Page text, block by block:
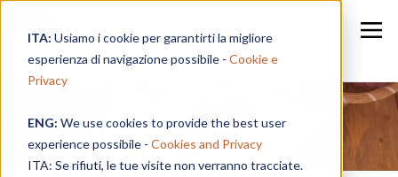
ITA: Usiamo i cookie per garantirti la migliore
esperienza di navigazione possibile - Cookie e
Privacy
ENG: We use cookies to provide the best user
experience possibile - Cookies and Privacy
ITA: Se rifiuti, le tue visite non verranno tracciate.
Speak in a Week